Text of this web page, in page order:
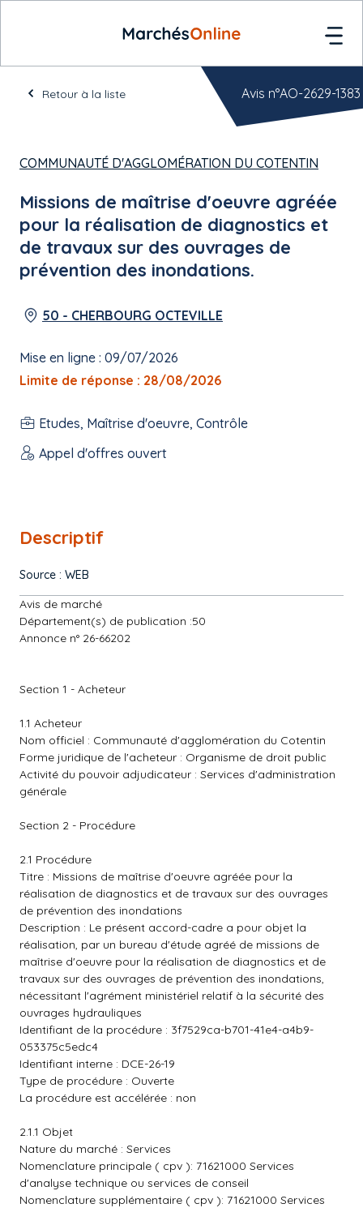
Retour à la liste
COMMUNAUTÉ D'AGGLOMÉRATION DU COTENTIN
Missions de maîtrise d'oeuvre agréée
pour la réalisation de diagnostics et
de travaux sur des ouvrages de
prévention des inondations.
50 - CHERBOURG OCTEVILLE
Mise en ligne : 09/07/2026
Limite de réponse : 28/08/2026
Etudes, Maîtrise d'oeuvre, Contrôle
Appel d'offres ouvert
Avis n°AO-2629-1383
Descriptif
Source : WEB
Avis de marché
Département(s) de publication :50
Annonce n° 26-66202
Section 1 - Acheteur
1.1 Acheteur
Nom officiel : Communauté d'agglomération du Cotentin
Forme juridique de l'acheteur : Organisme de droit public
Activité du pouvoir adjudicateur : Services d'administration
générale
Section 2 - Procédure
2.1 Procédure
Titre : Missions de maîtrise d'oeuvre agréée pour la
réalisation de diagnostics et de travaux sur des ouvrages
de prévention des inondations
Description : Le présent accord-cadre a pour objet la
réalisation, par un bureau d'étude agréé de missions de
maîtrise d'oeuvre pour la réalisation de diagnostics et de
travaux sur des ouvrages de prévention des inondations,
nécessitant l'agrément ministériel relatif à la sécurité des
ouvrages hydrauliques
Identifiant de la procédure : 3f7529ca-b701-41e4-a4b9-
053375c5edc4
Identifiant interne : DCE-26-19
Type de procédure : Ouverte
La procédure est accélérée : non
2.1.1 Objet
Nature du marché : Services
Nomenclature principale ( cpv ): 71621000 Services
d'analyse technique ou services de conseil
Nomenclature supplémentaire ( cpv ): 71621000 Services